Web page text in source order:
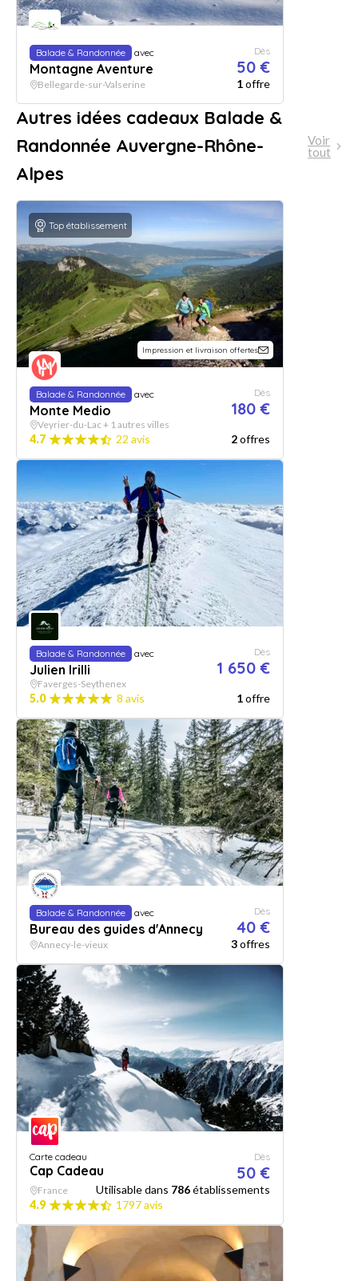
Balade & Randonnée avec
Montagne Aventure
Dès
50 €
Bellegarde-sur-Valserine 1offre
Autres idées cadeaux Balade &
Randonnée Auvergne-Rhône-
Alpes
Voir
tout
Top établissement
Impression et livraison offertes
Balade & Randonnée avec
Monte Medio
Dès
180 €
Veyrier-du-Lac + 1 autres villes
4.7 22 avis 2offres
Balade & Randonnée avec
Julien Irilli
Dès
1 650 €
Faverges-Seythenex
5.0 8 avis 1offre
Balade & Randonnée avec
Bureau des guides d'Annecy
Dès
40 €
Annecy-le-vieux 3offres
Carte cadeau
Cap Cadeau
Dès
50 €
France Utilisable dans 786établissements
4.9
1797 avis